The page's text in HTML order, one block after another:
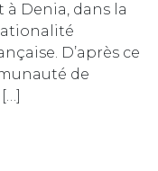
à Denia, dans la
D’après ce
de